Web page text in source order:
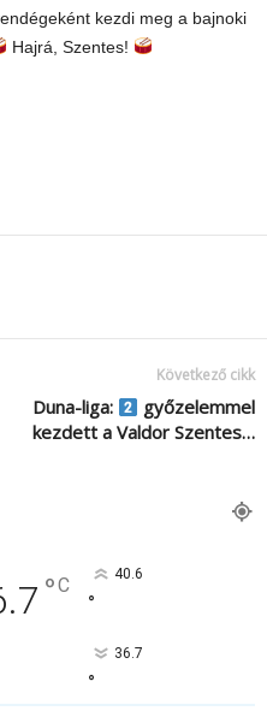
kezdi meg a bajnoki
Hajrá, Szentes!
Következő cikk
Duna-liga:
győzelemmel
kezdett a Valdor Szentes…
°C 40.6
°
36.7
°